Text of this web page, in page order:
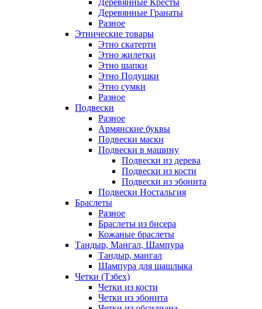
Деревянные Кресты
Деревянные Гранаты
Разное
Этнические товары
Этно скатерти
Этно жилетки
Этно шапки
Этно Подушки
Этно сумки
Разное
Подвески
Разное
Армянские буквы
Подвески маски
Подвески в машину
Подвески из дерева
Подвески из кости
Подвески из эбонита
Подвески Ностальгия
Браслеты
Разное
Браслеты из бисера
Кожаные браслеты
Тандыр, Мангал, Шампура
Тандыр, мангал
Шампура для шашлыка
Четки (Тзбех)
Четки из кости
Четки из эбонита